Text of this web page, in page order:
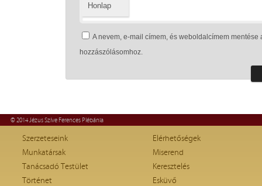
Honlap
A nevem, e-mail címem, és weboldalcímem
hozzászólásomhoz.
© 2014 Jézus Szíve Ferences Plébánia
Szerzeteseink
Munkatársak
Tanácsadó Testület
Történet
Elérhetőségek
Miserend
Keresztelés
Esküvő